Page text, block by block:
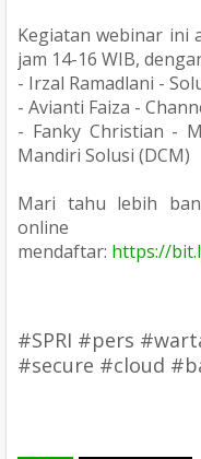
Kegiatan webinar ini
jam 14-16 WIB,
- Irzal Ramadlani -
- Avianti Faiza -
- Fanky Christian -
Mandiri Solusi (DCM)
Mari tahu lebih
online
mendaftar: https://
#SPRI #pers
#secure #cloud